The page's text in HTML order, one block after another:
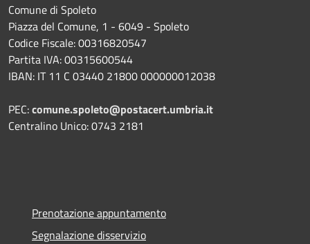
Comune di Spoleto
Piazza del Comune, 1 - 6049 - Spoleto
Codice Fiscale: 00316820547
Partita IVA: 00315600544
IBAN: IT 11 C 03440 21800 000000012038
PEC:comune.spoleto@postacert.umbria.it
Centralino Unico: 0743 2181
Prenotazione appuntamento
Segnalazione disservizio